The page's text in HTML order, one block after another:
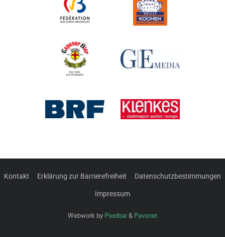
Kontakt Erklärung zur Barrierefreiheit
Datenschutzbestimmungen
Impressum
Webwork by Pixelbar& Pavonet